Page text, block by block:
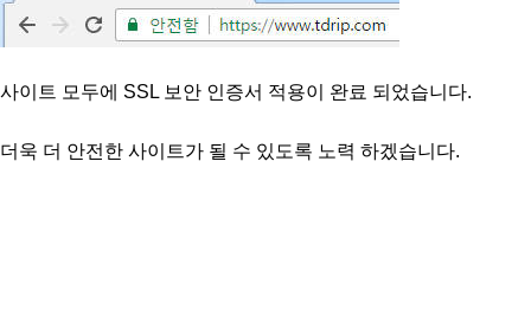
사이트 모두에 SSL 보안 인증서 적용이 완료 되었습니다.
더욱 더 안전한 사이트가 될 수 있도록 노력 하겠습니다.